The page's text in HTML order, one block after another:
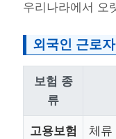
우리나라에서 오
외국인 근로
보험 종
류
고용보험 체류